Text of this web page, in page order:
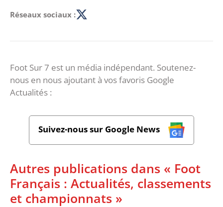
Réseaux sociaux :
Foot Sur 7 est un média indépendant. Soutenez-
nous en nous ajoutant à vos favoris Google
Actualités :
Suivez-nous sur Google News
Autres publications dans « Foot
Français : Actualités, classements
et championnats »